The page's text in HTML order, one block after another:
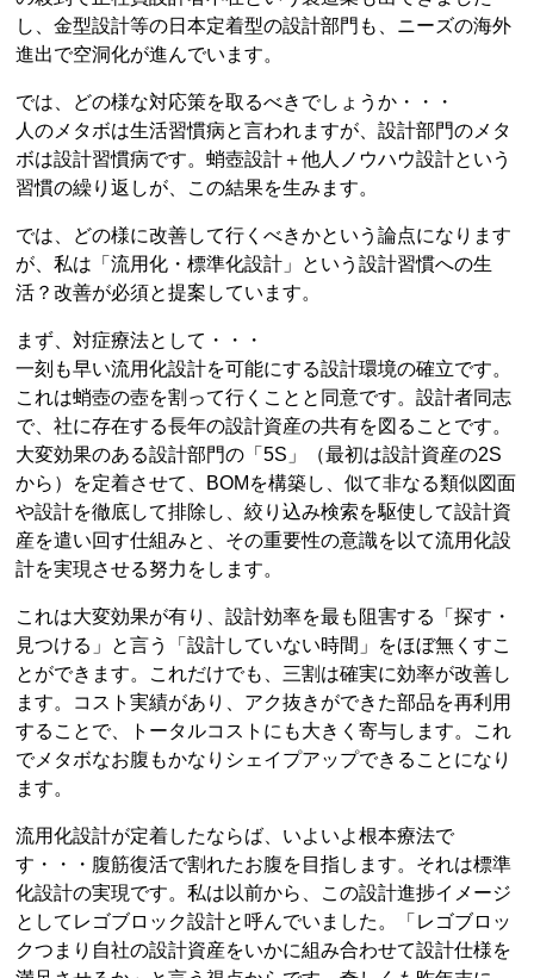
し、金型設計等の日本定着型の設計部門も、ニーズの海外
進出で空洞化が進んでいます。
では、どの様な対応策を取るべきでしょうか・・・
人のメタボは生活習慣病と言われますが、設計部門のメタ
ボは設計習慣病です。蛸壺設計＋他人ノウハウ設計という
習慣の繰り返しが、この結果を生みます。
では、どの様に改善して行くべきかという論点になります
が、私は「流用化・標準化設計」という設計習慣への生
活？改善が必須と提案しています。
まず、対症療法として・・・
一刻も早い流用化設計を可能にする設計環境の確立です。
これは蛸壺の壺を割って行くことと同意です。設計者同志
で、社に存在する長年の設計資産の共有を図ることです。
大変効果のある設計部門の「5S」（最初は設計資産の2S
から）を定着させて、BOMを構築し、似て非なる類似図面
や設計を徹底して排除し、絞り込み検索を駆使して設計資
産を遣い回す仕組みと、その重要性の意識を以て流用化設
計を実現させる努力をします。
これは大変効果が有り、設計効率を最も阻害する「探す・
見つける」と言う「設計していない時間」をほぼ無くすこ
とができます。これだけでも、三割は確実に効率が改善し
ます。コスト実績があり、アク抜きができた部品を再利用
することで、トータルコストにも大きく寄与します。これ
でメタボなお腹もかなりシェイプアップできることになり
ます。
流用化設計が定着したならば、いよいよ根本療法で
す・・・腹筋復活で割れたお腹を目指します。それは標準
化設計の実現です。私は以前から、この設計進捗イメージ
としてレゴブロック設計と呼んでいました。「レゴブロッ
クつまり自社の設計資産をいかに組み合わせて設計仕様を